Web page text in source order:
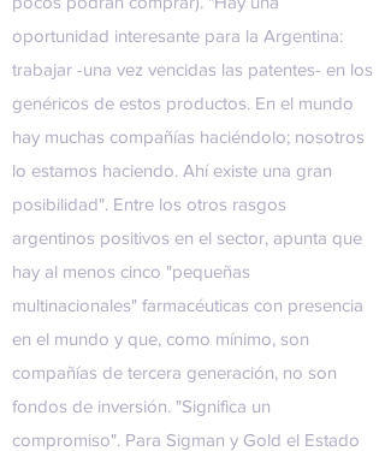
oportunidad interesante para la Argentina:
trabajar -una vez vencidas las patentes- en los
genéricos de estos productos. En el mundo
hay muchas compañías haciéndolo; nosotros
lo estamos haciendo. Ahí existe una gran
posibilidad". Entre los otros rasgos
argentinos positivos en el sector, apunta que
hay al menos cinco "pequeñas
multinacionales" farmacéuticas con presencia
en el mundo y que, como mínimo, son
compañías de tercera generación, no son
fondos de inversión. "Significa un
compromiso". Para Sigman y Gold el Estado